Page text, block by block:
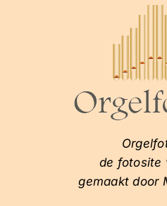
de fotosite
gemaakt door